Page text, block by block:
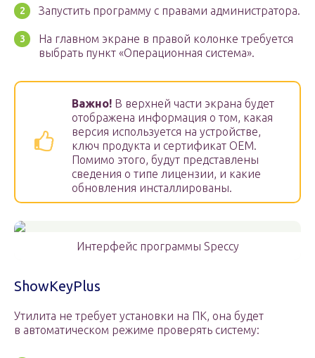
Запустить программу с правами администратора.
На главном экране в правой колонке требуется
выбрать пункт «Операционная система».
Важно! В верхней части экрана будет
отображена информация о том, какая
версия используется на устройстве,
ключ продукта и сертификат OEM.
Помимо этого, будут представлены
сведения о типе лицензии, и какие
обновления инсталлированы.
Интерфейс программы Speccy
ShowKeyPlus
Утилита не требует установки на ПК, она будет
в автоматическом режиме проверять систему: